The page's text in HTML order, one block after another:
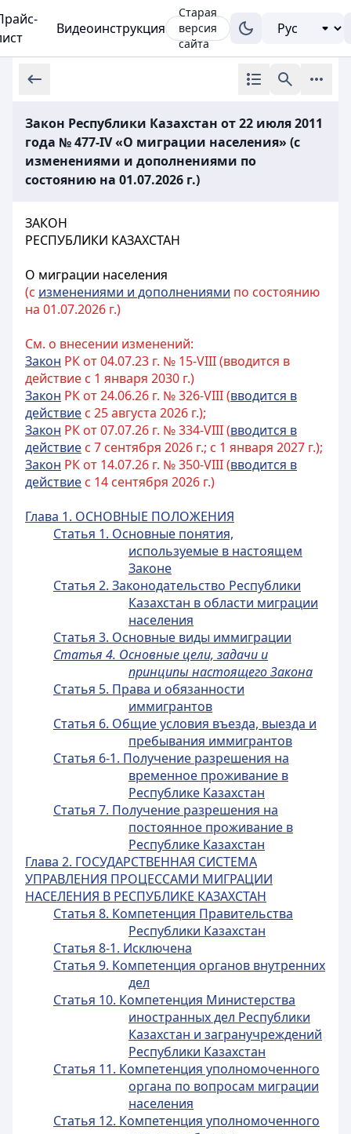
Видеоинструкция
Старая
версия
сайта
Закон Республики Казахстан от 22 июля 2011
года № 477-IV «О миграции населения» (с
изменениями и дополнениями по
состоянию на 01.07.2026 г.)
ЗАКОН
РЕСПУБЛИКИ КАЗАХСТАН
О миграции населения
(с изменениями и дополнениями по состоянию
на 01.07.2026 г.)
См. о внесении изменений:
Закон РК от 04.07.23 г. № 15-VIII (вводится в
действие с 1 января 2030 г.)
Закон РК от 24.06.26 г. № 326-VIII (вводится в
действие с 25 августа 2026 г.);
Закон РК от 07.07.26 г. № 334-VIII (вводится в
действие с 7 сентября 2026 г.; с 1 января 2027 г.);
Закон РК от 14.07.26 г. № 350-VIII (вводится в
действие с 14 сентября 2026 г.)
Глава 1. ОСНОВНЫЕ ПОЛОЖЕНИЯ
Статья 1. Основные понятия,
используемые в настоящем
Законе
Статья 2. Законодательство Республики
Казахстан в области миграции
населения
Статья 3. Основные виды иммиграции
Статья 4. Основные цели, задачи и
принципы настоящего Закона
Статья 5. Права и обязанности
иммигрантов
Статья 6. Общие условия въезда, выезда и
пребывания иммигрантов
Статья 6-1. Получение разрешения на
временное проживание в
Республике Казахстан
Статья 7. Получение разрешения на
постоянное проживание в
Республике Казахстан
Глава 2. ГОСУДАРСТВЕННАЯ СИСТЕМА
УПРАВЛЕНИЯ ПРОЦЕССАМИ МИГРАЦИИ
НАСЕЛЕНИЯ В РЕСПУБЛИКЕ КАЗАХСТАН
Статья 8. Компетенция Правительства
Республики Казахстан
Статья 8-1. Исключена
Статья 9. Компетенция органов внутренних
дел
Статья 10. Компетенция Министерства
иностранных дел Республики
Казахстан и загранучреждений
Республики Казахстан
Статья 11. Компетенция уполномоченного
органа по вопросам миграции
населения
Статья 12. Компетенция уполномоченного